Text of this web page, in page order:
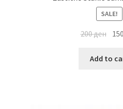
SALE!
200ден
Add to